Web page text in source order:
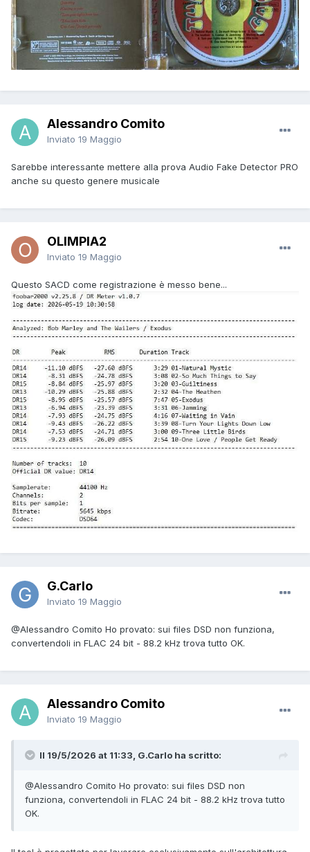
Alessandro Comito
Inviato 19 Maggio
Sarebbe interessante mettere alla prova Audio Fake Detector PRO
anche su questo genere musicale
OLIMPIA2
Inviato 19 Maggio
Questo SACD come registrazione è messo bene...
G.Carlo
Inviato 19 Maggio
@Alessandro Comito Ho provato: sui files DSD non funziona,
convertendoli in FLAC 24 bit - 88.2 kHz trova tutto OK.
Alessandro Comito
Inviato 19 Maggio
Il 19/5/2026 at 11:33, G.Carlo ha scritto:
@Alessandro Comito Ho provato: sui files DSD non
funziona, convertendoli in FLAC 24 bit - 88.2 kHz trova tutto
OK.